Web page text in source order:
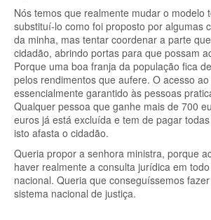
Nós temos que realmente mudar o modelo
substituí-lo como foi proposto por algumas
da minha, mas tentar coordenar a parte
cidadão, abrindo portas para que possam
Porque uma boa franja da população fica
pelos rendimentos que aufere. O acesso
essencialmente garantido às pessoas
Qualquer pessoa que ganhe mais de 700
euros já está excluída e tem de pagar
isto afasta o cidadão.
Queria propor a senhora ministra, porque
haver realmente a consulta jurídica em
nacional. Queria que conseguíssemos
sistema nacional de justiça.